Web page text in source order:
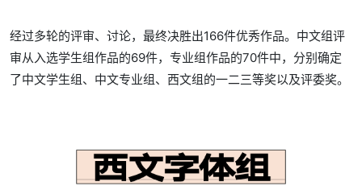
经过多轮的评审、讨论，最终决胜出166件优秀作品。中文组评
审从入选学生组作品的69件，专业组作品的70件中，分别确定
了中文学生组、中文专业组、西文组的一二三等奖以及评委奖。